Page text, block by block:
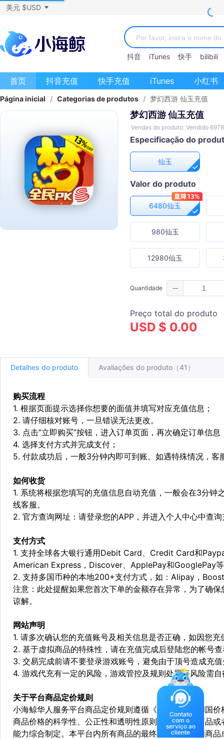
美元 $USD
抖音 iTunes 快手 bilibili
首页 抖音充值 快手充值 iTunes 小红书
Página inicial / Categorias de produtos / 梦幻西游 仙玉充值
梦幻西游 仙玉充值
Vendas do produto: Vendido
Especificação do
仙玉
Valor do produto
6480仙玉
980仙玉
12980仙玉
Quantidade
Preço total do produto
USD $ 0.00
Detalhes do produto Avaliações do produto（41）
购买流程
1. 根据页面提示选择你想要的面值并填写对应充值信息；
2. 请仔细核对账号，一旦错误无法更改。
3. 点击“立即购买”按钮，进入订单页面，再次确定订单信息
4. 选择支付方式并完成支付；
5. 付款成功后，一般3分钟内即可到账。如遇特殊情况，
如何收货
1. 系统将根据您填写的充值信息自动充值，一般会在3分
线客服。
2. 官方查询网址：请登录您的APP，并进入个人中心中查
支付方式
1. 支持全球各大银行通用Debit Card、Credit Card和
American Express，Discover、ApplePay和GooglePay
2. 支持多国币种的本地200+支付方式，如：Alipay，
注意：此处提醒如果您首次下单的金额存在异常，为了确
谅解。
网站声明
1. 请多次确认您的充值账号及相关信息是否正确，如因您
2. 基于虚拟商品的特殊性，请在充值完成后登陆您的帐号
3. 交易完成前请不要登录游戏账号，避免由于顶号造成充
4. 游戏代充有一定的风险，游戏管控及规则处罚等风险需
关于平台商品定价规则
小海鲸华人服务平台商品定价规则遵循《中华人民共和国
商品价格的科学性、公正性和透明性原则，依据相关商品
能力综合制定。本平台内所有商品的最终销售价格均由商
Contato
com o
serviço ao
cliente